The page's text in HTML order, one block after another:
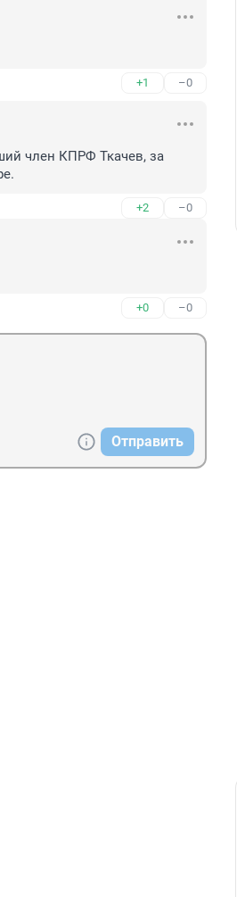
+1 –0
член КПРФ Ткачев, за
+2 –0
+0 –0
Отправить